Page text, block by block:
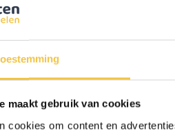
maakt gebruik van cookies
cookies om content en
hij goed gefixeerd is en er
op gezet worden, handig voor
wandelstok op de foto NIET